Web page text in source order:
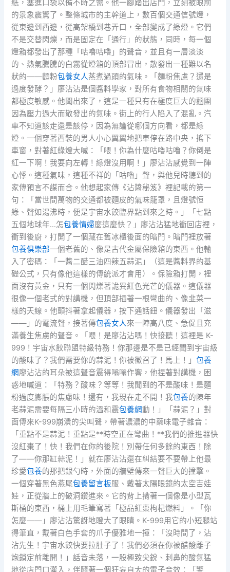
紙，塞進口袋以備不時之需。他一腳踏出店門，立刻被眼前
的景象震驚了。整條城市的主幹道上，數百個交通信號燈，
從東邊到西邊，從高架橋到巷弄口，全部變成了綠燈。它們
不是交替閃爍，而是固定在「通行」的狀態，同時，每一個
燈箱都發出了那種「咕嚕咕嚕」的聲音，並且有一層淡淡
的、熱氣騰騰的白霧從燈箱的頂部冒出，散發出一種難以名
狀的——麵粉包養女人蒸煮過頭的氣味。「麵粉焦慮？還是
過度發酵？」廖沾沾是個醬料學家，對所有食物相關的氣味
都極度敏感。他聞出來了，這是一種只有在極度巨大的麵團
因為壓力過大而散發出的氣味。街上的行人陷入了混亂。汽
車不知道該走還是該停，因為無論從哪個方向看，都是綠
燈。一個穿著西裝的男人小心翼翼地把車停在路中央，搖下
車窗，對著紅綠燈大喊：「喂！你為什麼咕嚕咕嚕？你倒是
紅一下啊！我要向左轉！綠燈沒用啊！」廖沾沾感覺到一陣
心悸。這種氣味，這種不祥的「咕嚕」聲，與他兒時聽到的
家傳預言不謀而合。他想起家傳《沾醬秘笈》裡記載的第一
句：「當世間萬物的交通都被麵皮的氣味籠罩，且燈號恒
綠、聲如湯沸時，便是宇宙水餃臨界點到來之時。」「七點
五個地球年…怎包養情婦麼這麼快？」廖沾沾猛地衝回店裡，
衝到後廚，打開了一個藏在舊冰櫃後面的暗門。暗門裡放著
包養俱樂部一個老舊的、像是古代金屬保險箱的東西。他輸
入了密碼：「一醬二醋三油四辣五蒜泥」（這是醬料界的基
礎公式，只有像他這樣的傳統派才會用）。保險箱打開，裡
面沒有黃金，只有一個閃爍著詭異紅色光芒的儀器。這儀器
很像一個老式的對講機，但頂部插著一根彎曲的、像韭菜一
樣的天線。他顫抖著拿起儀器，按下通話鈕。儀器發出「滋
——」的電流聲，接著傳包養女人來一陣高八度、急促且充
滿養生焦慮的聲音。「喂！是廖沾沾嗎！快接聽！這裡是 K-
999！宇宙水餃聯盟特級特務！你那邊是不是已經聞到宇宙級
的酸味了？我們需要你的蒜泥！你被徵召了！馬上！」包養
網廖沾沾的耳朵被這聲音震得嗡嗡作響，他捏著對講機，困
惑地喊道：「特務？酸味？等等！我聞到的不是酸味！是麵
粉過度膨脹的焦慮味！還有，我現在走不開！我包養的陳年
老蒜泥需要每隔三小時的溫和震包養網動！」「蒜泥？」對
面傳來K-999崩潰的尖叫聲，帶著濃濃的中藥味電子雜音：
「重點不是蒜泥！重點是**時空正在彎曲！**我們的推進器快
沒紅棗了！快！我們在你的後院！別帶任何多餘的東西！除
了——你那缸蒜泥！」就在廖沾沾還在糾結要不要帶上他最
珍愛包養的那把銀勺時，外面的牆壁傳來一聲巨大的撞擊。
一個穿著黑色燕尾包養留言板服、戴著太陽眼鏡的太空吉娃
娃，正從牆上的破洞鑽進來。它的背上揹著一個像是小型瓦
斯桶的東西，桶上用毛筆寫著「極品紅棗枸杞燃料」。「你
怎麼——」廖沾沾驚訝地瞪大了眼睛。K-999用它的小短腿站
得筆直，戴著白色手套的爪子優雅地一揮：「沒時間了，沾
沾先生！宇宙水餃快要拉肚子了！我們必須在你被醋酸離子
炮鎖定前離開！」話音未落，一股極致尖銳、刺鼻的酸氣猛
地從店門口灌入，伴隨著一個狂妄自大的電子音效：「警